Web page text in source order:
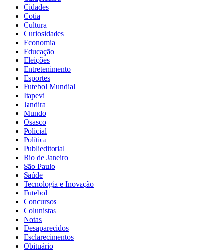
Cidades
Cotia
Cultura
Curiosidades
Economia
Educação
Eleições
Entretenimento
Esportes
Futebol Mundial
Itapevi
Jandira
Mundo
Osasco
Policial
Política
Publieditorial
Rio de Janeiro
São Paulo
Saúde
Tecnologia e Inovação
Futebol
Concursos
Colunistas
Notas
Desaparecidos
Esclarecimentos
Obituário